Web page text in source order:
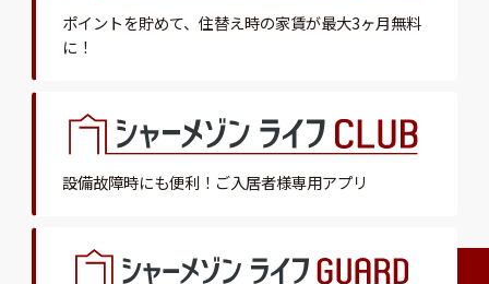
ポイントを貯めて、 住替え時の家賃が最大3ヶ月無料
に！
設備故障時にも便利！ ご入居者様専用アプリ